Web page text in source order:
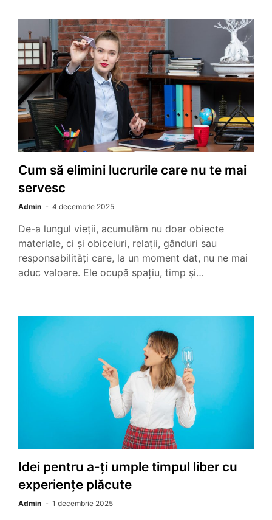
Cum să elimini lucrurile care nu te mai
servesc
Admin 4 decembrie 2025
De-a lungul vieții, acumulăm nu doar obiecte
materiale, ci și obiceiuri, relații, gânduri sau
responsabilități care, la un moment dat, nu ne mai
aduc valoare. Ele ocupă spațiu, timp și…
Idei pentru a-ți umple timpul liber cu
experiențe plăcute
Admin 1 decembrie 2025